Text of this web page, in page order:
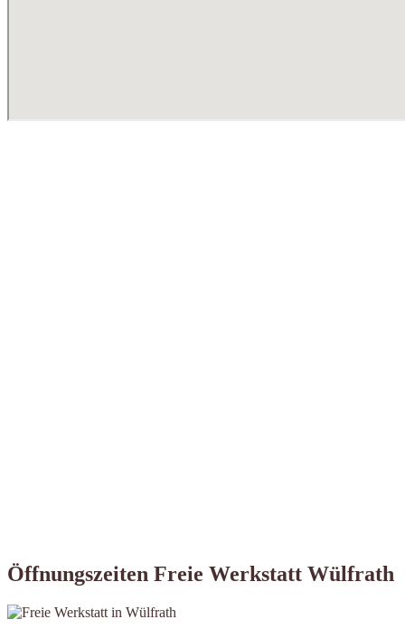
Öffnungszeiten Freie Werkstatt Wülfrath